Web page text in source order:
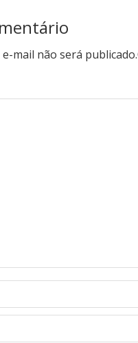
mail não será publicado.